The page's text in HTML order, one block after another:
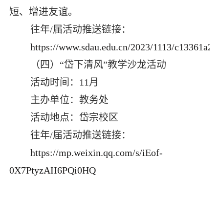
短、增进友谊。
往年/届活动推送链接：
https://www.sdau.edu.cn/2023/1113/
（四）“岱下清风”教学沙龙活动
活动时间： 11 月
主办单位：教务处
活动地点：岱宗校区
往年/届活动推送链接：
https://mp.weixin.qq.com/s/iEof-
0X7PtyzAII6PQi0HQ